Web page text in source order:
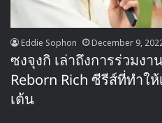
Eddie Sophon December 9,
ซงจุงกิ เล่าถึงการร่วมง
Reborn Rich ซีรีส์ที่ทำใ
เต้น